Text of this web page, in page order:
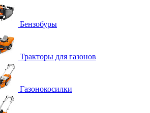
Бензобуры
Тракторы для газонов
Газонокосилки